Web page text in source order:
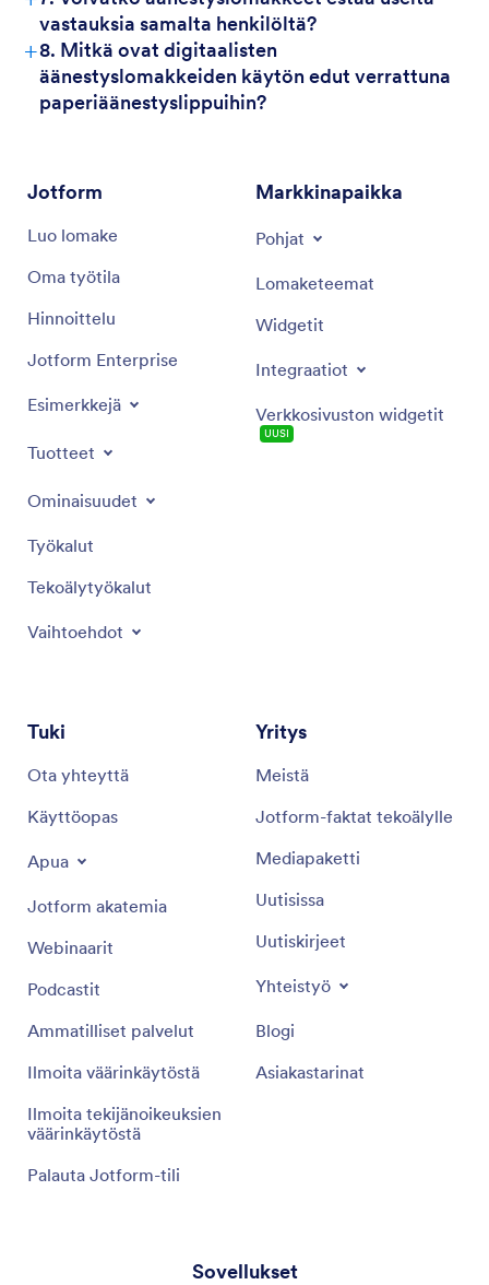
vastauksia samalta henkilöltä?
+8. Mitkä ovat digitaalisten
äänestyslomakkeiden käytön edut verrattuna
paperiäänestyslippuihin?
Jotform
Luo lomake
Oma työtila
Hinnoittelu
Jotform Enterprise
Esimerkkejä
Tuotteet
Ominaisuudet
Työkalut
Tekoälytyökalut
Vaihtoehdot
Markkinapaikka
Pohjat
Lomaketeemat
Widgetit
Integraatiot
Verkkosivuston widgetit
UUSI
Tuki
Ota yhteyttä
Käyttöopas
Apua
Jotform akatemia
Webinaarit
Podcastit
Ammatilliset palvelut
Ilmoita väärinkäytöstä
Ilmoita tekijänoikeuksien
väärinkäytöstä
Palauta Jotform-tili
Yritys
Meistä
Jotform-faktat tekoälylle
Mediapaketti
Uutisissa
Uutiskirjeet
Yhteistyö
Blogi
Asiakastarinat
Sovellukset